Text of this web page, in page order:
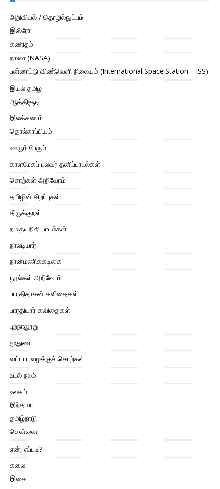
அறிவியல் / தொழில்நுட்பம்
இஸ்ரோ
கணிதம்
நாஸா (NASA)
பன்னாட்டு விண்வெளி நிலையம் (International Space Station – ISS)
இயல் தமிழ்
ஆத்திசூடி
இலக்கணம்
தொல்காப்பியம்
ஊரும் பேரும்
காளமேகப் புலவர் தனிப்பாடல்கள்
சொற்கள் அறிவோம்
தமிழின் சிறப்புகள்
திருக்குறள்
ந உதயநிதி பாடல்கள்
நாலடியார்
நான்மணிக்கடிகை
நூல்கள் அறிவோம்
பாரதிதாசன் கவிதைகள்
பாரதியார் கவிதைகள்
புறநானூறு
மூதுரை
வட்டார வழக்குச் சொற்கள்
உடல் நலம்
உலகம்
இந்தியா
தமிழ்நாடு
சென்னை
ஏன், எப்படி?
கலை
இசை